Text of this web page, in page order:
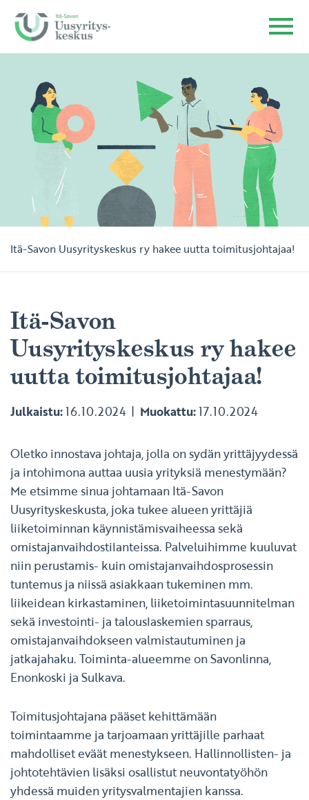
Itä-Savon Uusyrityskeskus ry hakee uutta toimitusjohtajaa!
Itä-Savon
Uusyrityskeskus ry hakee
uutta toimitusjohtajaa!
Julkaistu:16.10.2024 Muokattu:17.10.2024
Oletko innostava johtaja, jolla on sydän yrittäjyydessä
ja intohimona auttaa uusia yrityksiä menestymään?
Me etsimme sinua johtamaan Itä-Savon
Uusyrityskeskusta, joka tukee alueen yrittäjiä
liiketoiminnan käynnistämisvaiheessa sekä
omistajanvaihdostilanteissa. Palveluihimme kuuluvat
niin perustamis- kuin omistajanvaihdosprosessin
tuntemus ja niissä asiakkaan tukeminen mm.
liikeidean kirkastaminen, liiketoimintasuunnitelman
sekä investointi- ja talouslaskemien sparraus,
omistajanvaihdokseen valmistautuminen ja
jatkajahaku. Toiminta-alueemme on Savonlinna,
Enonkoski ja Sulkava.
Toimitusjohtajana pääset kehittämään
toimintaamme ja tarjoamaan yrittäjille parhaat
mahdolliset eväät menestykseen. Hallinnollisten- ja
johtotehtävien lisäksi osallistut neuvontatyöhön
yhdessä muiden yritysvalmentajien kanssa.